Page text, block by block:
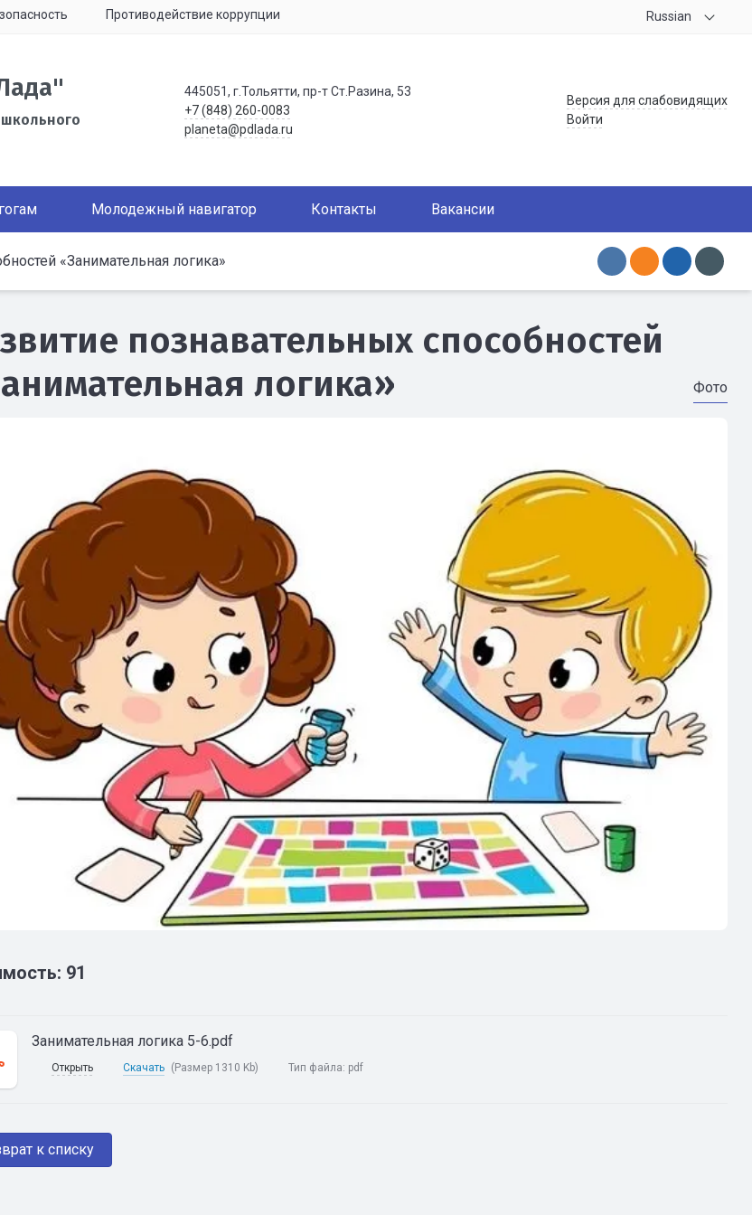
Противодействие коррупции Russian
445051, г.Тольятти, пр-т Ст.Разина, 53
+7 (848) 260-0083
planeta@pdlada.ru
Версия для слабовидящих
Войти
Молодежный навигатор Контакты Вакансии
«Занимательная логика»
познавательных способностей
логика»
Фото
91
Занимательная логика 5-6.pdf
Открыть Скачать (Размер 1310 Kb) Тип файла: pdf
к списку